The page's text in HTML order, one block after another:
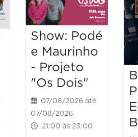
Show: Podé
e Maurinho
- Projeto
"Os Dois"
07/08/2026 até
07/08/2026
21:00 às 23:00